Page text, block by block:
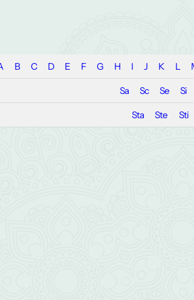
B C D E F G H I J K L
Sa Sc Se Si
Sta Ste Sti